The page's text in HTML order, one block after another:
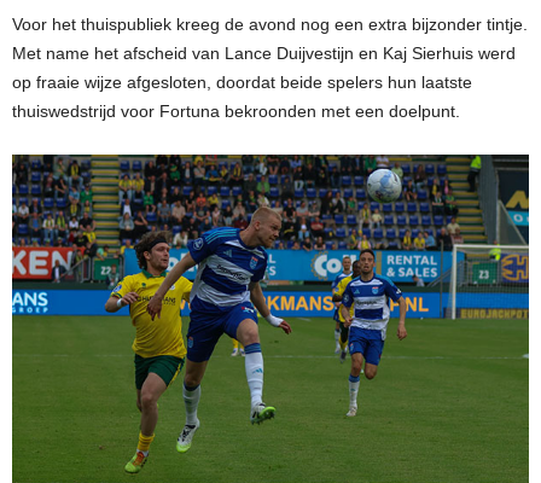
Voor het thuispubliek kreeg de avond nog een extra bijzonder tintje.
Met name het afscheid van Lance Duijvestijn en Kaj Sierhuis werd
op fraaie wijze afgesloten, doordat beide spelers hun laatste
thuiswedstrijd voor Fortuna bekroonden met een doelpunt.